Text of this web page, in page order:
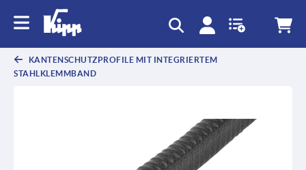
KANTENSCHUTZPROFILE MIT INTEGRIERTEM
STAHLKLEMMBAND